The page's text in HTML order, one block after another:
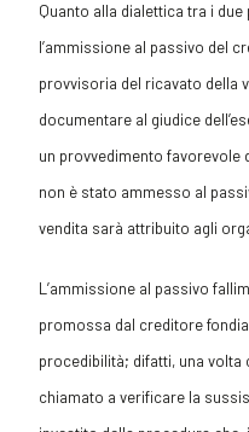
Quanto alla dialettica tra i
l’ammissione al passivo del
provvisoria del ricavato della
documentare al giudice
un provvedimento favorevole
non è stato ammesso al
vendita sarà attribuito agli
L’ammissione al passivo
promossa dal creditore
procedibilità; difatti, una
chiamato a verificare la